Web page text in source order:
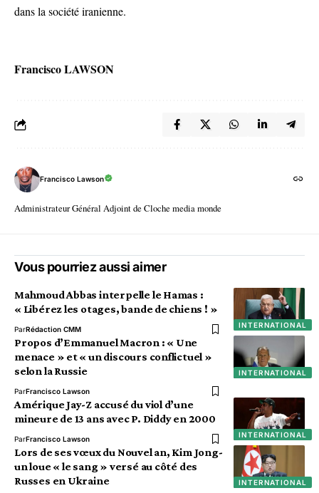
dans la société iranienne.
Francisco LAWSON
Francisco Lawson
Administrateur Général Adjoint de Cloche media monde
Vous pourriez aussi aimer
INTERNATIONAL
Mahmoud Abbas interpelle le Hamas :
« Libérez les otages, bande de chiens ! »
ParRédaction CMM
INTERNATIONAL
Propos d’Emmanuel Macron : « Une
menace » et « un discours conflictuel »
selon la Russie
ParFrancisco Lawson
INTERNATIONAL
Amérique Jay-Z accusé du viol d’une
mineure de 13 ans avec P. Diddy en 2000
ParFrancisco Lawson
INTERNATIONAL
Lors de ses vœux du Nouvel an, Kim Jong-
un loue « le sang » versé au côté des
Russes en Ukraine